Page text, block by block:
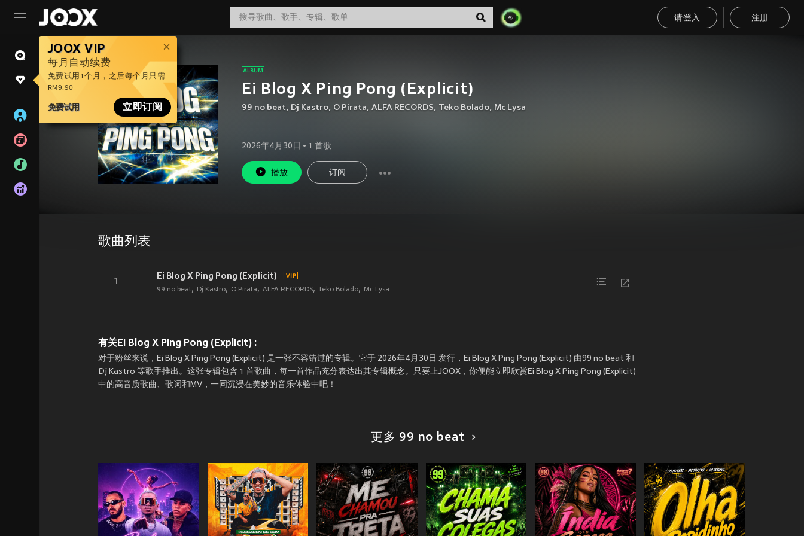
请登入 注册
JOOX VIP
每月自动续费
免费试用1个月，之后每个月只需
RM9.90
免费试用 立即订阅
Ei Blog X Ping Pong (Explicit)
99 no beat, Dj Kastro, O Pirata, ALFA RECORDS, Teko Bolado, Mc Lysa
2026年4月30日 • 1 首歌
播放 订阅
歌曲列表
1
Ei Blog X Ping Pong (Explicit)
99 no beat Dj Kastro O Pirata ALFA RECORDS Teko Bolado Mc Lysa
有关Ei Blog X Ping Pong (Explicit) :
对于粉丝来说，Ei Blog X Ping Pong (Explicit) 是一张不容错过的专辑。它于 2026年4月30日 发行，Ei Blog X Ping Pong (Explicit) 由99 no beat 和
Dj Kastro 等歌手推出。这张专辑包含 1 首歌曲，每一首作品充分表达出其专辑概念。只要上JOOX，你便能立即欣赏Ei Blog X Ping Pong (Explicit)
中的高音质歌曲、歌词和MV，一同沉浸在美妙的音乐体验中吧！
更多 99 no beat